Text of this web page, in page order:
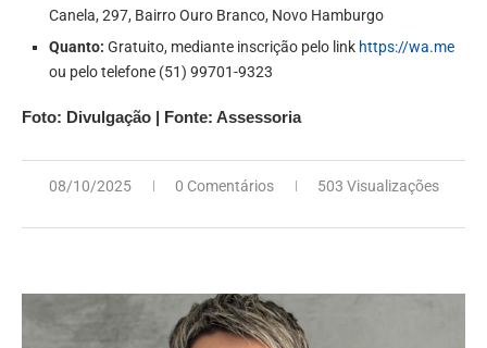
Canela, 297, Bairro Ouro Branco, Novo Hamburgo
Quanto: Gratuito, mediante inscrição pelo link https://wa.me
ou pelo telefone (51) 99701-9323
Foto: Divulgação | Fonte: Assessoria
08/10/2025 0 Comentários 503 Visualizações